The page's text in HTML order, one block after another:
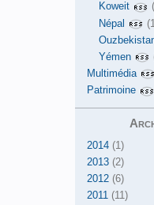
Koweit
Népal
Yémen
Multimédia
Patrimoine
2014 (1)
2013 (2)
2012 (6)
2011 (11)